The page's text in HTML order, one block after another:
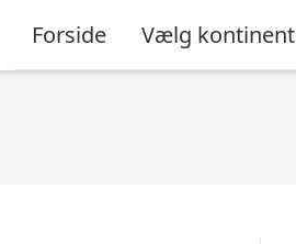
Forside Vælg kontinent